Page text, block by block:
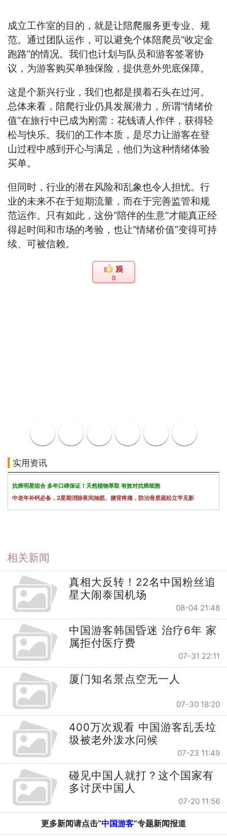
成立工作室的目的，就是让陪爬服务更专业、规
范。通过团队运作，可以避免个体陪爬员“收定金
跑路”的情况。我们也计划与队员和游客签署协
议，为游客购买单独保险，提供意外兜底保障。
这是个新兴行业，我们也都是摸着石头在过河。
总体来看，陪爬行业仍具发展潜力，所谓“情绪价
值”在旅行中已成为刚需：花钱请人作伴，获得轻
松与快乐。我们的工作本质，是尽力让游客在登
山过程中感到开心与满足，他们为这种情绪体验
买单。
但同时，行业的潜在风险和乱象也令人担忧。行
业的未来不在于短期流量，而在于完善监管和规
范运作。只有如此，这份“陪伴的生意”才能真正经
得起时间和市场的考验，也让“情绪价值”变得可持
续、可被信赖。
0
实用资讯
抗癌明星组合 多年口碑保证！天然植物萃取 有效对抗癌细胞
中老年补钙必备，2星期消除夜间抽筋、腰背疼痛，防治骨质疏松立竿见影
相关新闻
真相大反转！22名中国粉丝追
星大闹泰国机场
08-04 21:48
中国游客韩国昏迷 治疗6年 家
属拒付医疗费
07-31 22:11
厦门知名景点空无一人
07-30 18:20
400万次观看 中国游客乱丢垃
圾被老外泼水问候
07-23 11:49
碰见中国人就打？这个国家有
多讨厌中国人
07-20 11:56
更多新闻请点击“中国游客”专题新闻报道